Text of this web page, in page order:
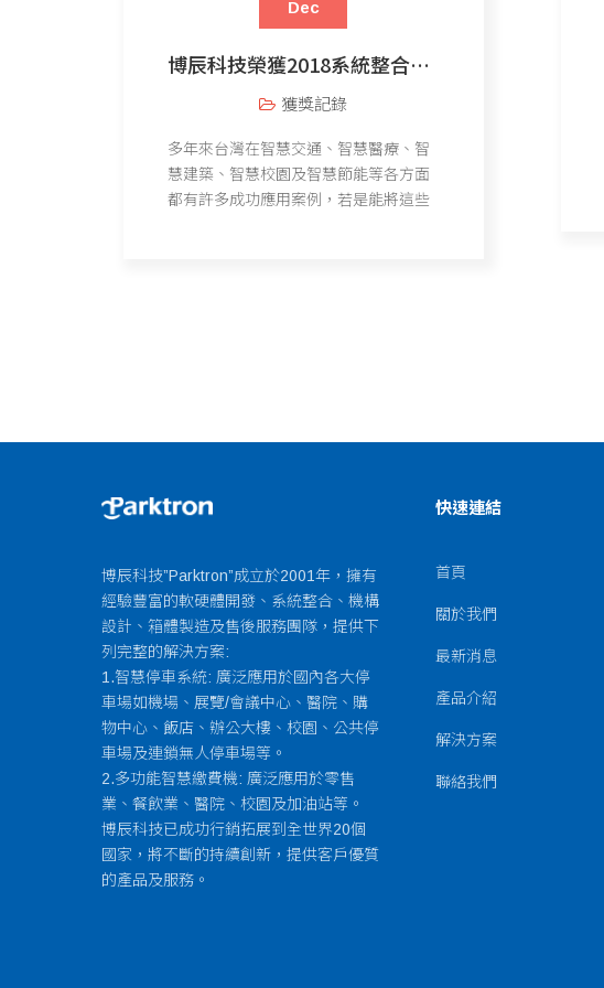
Dec
博辰科技榮獲2018系統整合輸出獎
獲獎記錄
多年來台灣在智慧交通、智慧醫療、智
慧建築、智慧校園及智慧節能等各方面
都有許多成功應用案例，若是能將這些
博辰科技”Parktron”成立於2001年，擁有
經驗豐富的軟硬體開發、系統整合、機構
設計、箱體製造及售後服務團隊，提供下
列完整的解決方案:
1.智慧停車系統: 廣泛應用於國內各大停
車場如機場、展覽/會議中心、醫院、購
物中心、飯店、辦公大樓、校園、公共停
車場及連鎖無人停車場等。
2.多功能智慧繳費機: 廣泛應用於零售
業、餐飲業、醫院、校園及加油站等。
博辰科技已成功行銷拓展到全世界20個
國家，將不斷的持續創新，提供客戶優質
的產品及服務。
快速連結
首頁
關於我們
最新消息
產品介紹
解決方案
聯絡我們